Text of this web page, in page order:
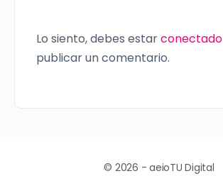
Lo siento, debes estarconectado
publicar un comentario.
© 2026 - aeioTU Digital